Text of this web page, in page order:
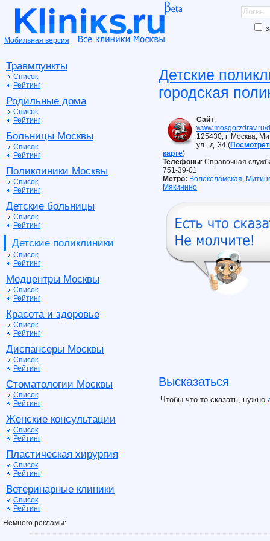
Детские
городская
Сайт:
www.mosgorzdrav.ru/
125430, г. Москва,
ул., д. 34 (
карте)
Телефоны: Справочная
751-39-01
Метро: Волоколамская,
Мякинино
Высказаться
Чтобы что-то сказать, нужно
Травмпункты
Список
Рейтинг
Родильные дома
Список
Рейтинг
Больницы Москвы
Список
Рейтинг
Поликлиники Москвы
Список
Рейтинг
Детские больницы
Список
Рейтинг
Детские поликлиники
Список
Рейтинг
Медцентры Москвы
Список
Рейтинг
Красота и здоровье
Список
Рейтинг
Диспансеры Москвы
Список
Рейтинг
Стоматологии Москвы
Список
Рейтинг
Женские консультации
Список
Рейтинг
Пластическая хирургия
Список
Рейтинг
Ветеринарные клиники
Список
Рейтинг
Немного рекламы:
Мобильная версия